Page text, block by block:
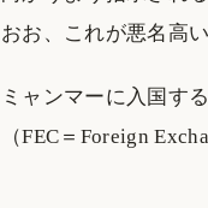
おお、これが悪名高
ミャンマーに入国す
（FEC＝Foreign